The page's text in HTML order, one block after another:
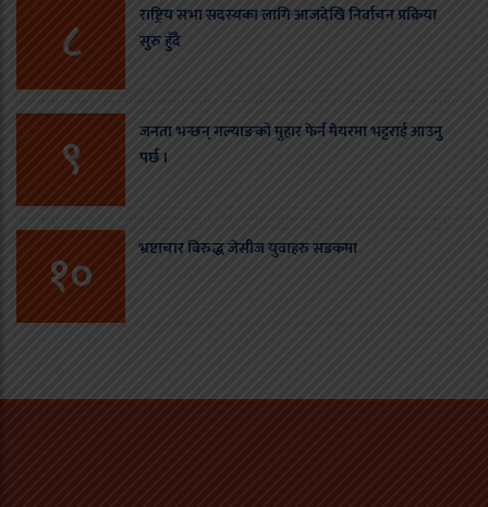
८
राष्ट्रिय सभा सदस्यका लागि आजदेखि निर्वाचन प्रक्रिया
सुरु हुँदै
९
जनता भन्छन् गल्याङको मुहार फेर्न मेयरमा भट्टराई आउनु
पर्छ ।
१० भ्रष्टाचार बिरुद्ध जेसीज युवाहरु सडकमा